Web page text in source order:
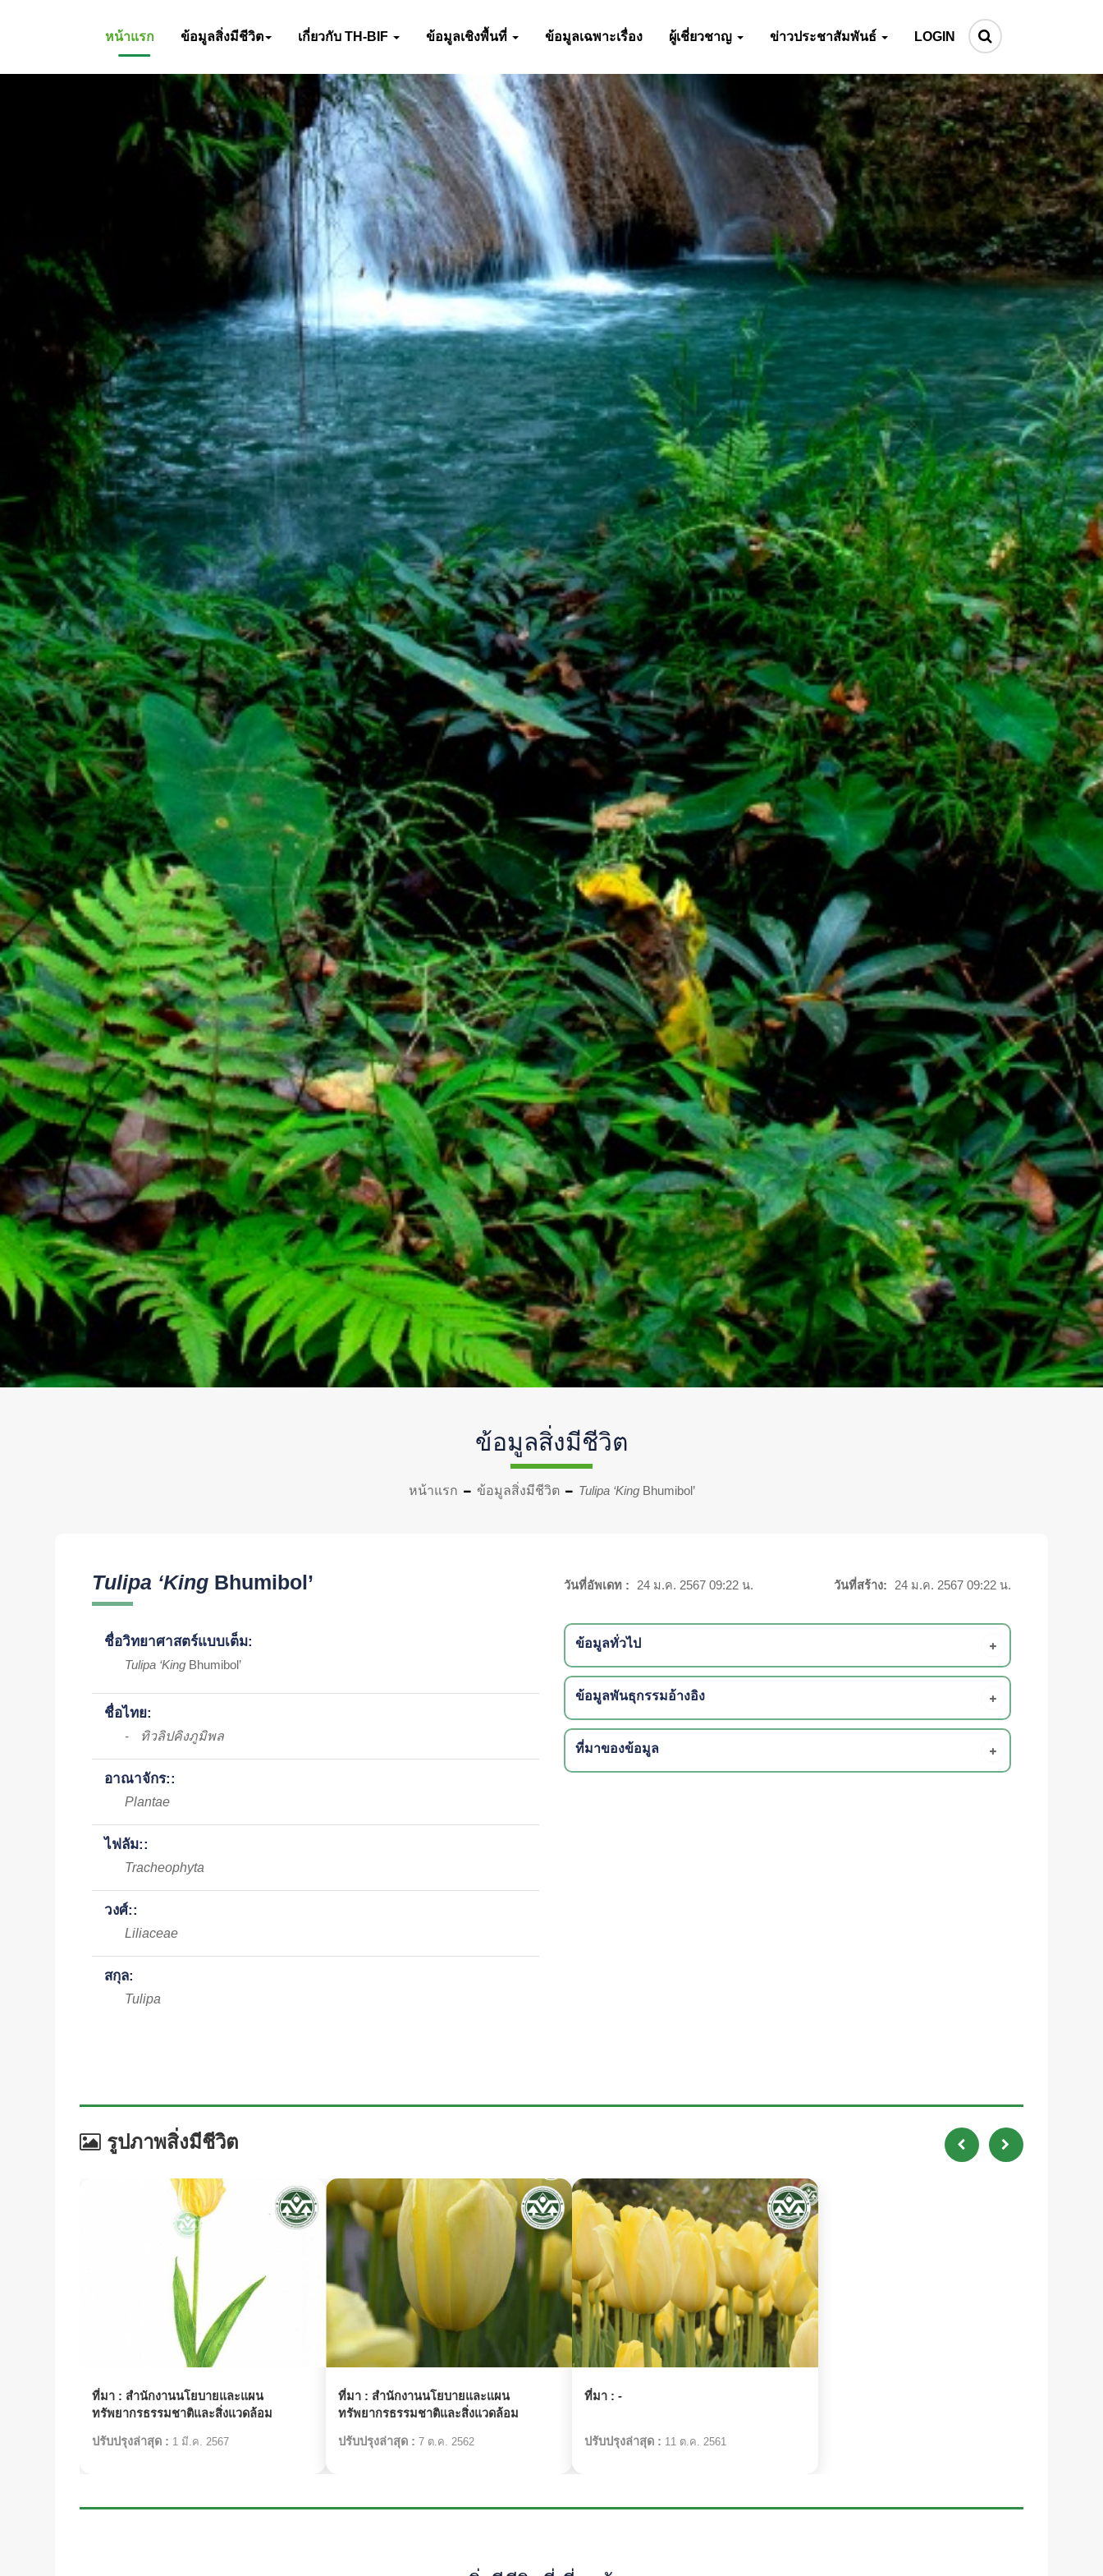
หน้าแรก ข้อมูลสิ่งมีชีวิต เกี่ยวกับ TH-BIF ข้อมูลเชิงพื้นที่ ข้อมูลเฉพาะเรื่อง ผู้เชี่ยวชาญ ข่าวประชาสัมพันธ์ LOGIN
ข้อมูลสิ่งมีชีวิต
หน้าแรก ข้อมูลสิ่งมีชีวิต Tulipa ‘King Bhumibol’
Tulipa ‘King Bhumibol’
ชื่อวิทยาศาสตร์แบบเต็ม:
Tulipa ‘King Bhumibol’
ชื่อไทย:
- ทิวลิปคิงภูมิพล
อาณาจักร::
Plantae
ไฟลัม::
Tracheophyta
วงศ์::
Liliaceae
สกุล:
Tulipa
วันที่อัพเดท : 24 ม.ค. 2567 09:22 น. วันที่สร้าง: 24 ม.ค. 2567 09:22 น.
ข้อมูลทั่วไป
ข้อมูลพันธุกรรมอ้างอิง
ที่มาของข้อมูล
รูปภาพสิ่งมีชีวิต
ที่มา : สำนักงานนโยบายและแผน
ทรัพยากรธรรมชาติและสิ่งแวดล้อม
ปรับปรุงล่าสุด : 1 มี.ค. 2567
ที่มา : สำนักงานนโยบายและแผน
ทรัพยากรธรรมชาติและสิ่งแวดล้อม
ปรับปรุงล่าสุด : 7 ต.ค. 2562
ที่มา : -
ปรับปรุงล่าสุด : 11 ต.ค. 2561